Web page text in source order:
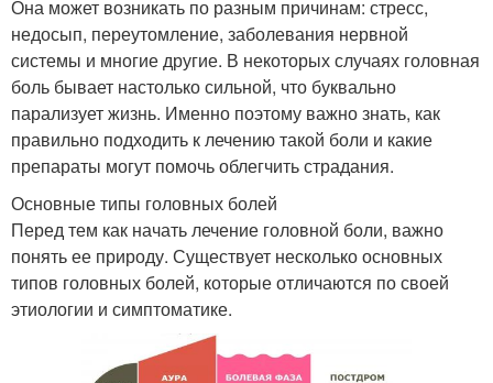
Она может возникать по разным причинам: стресс,
недосып, переутомление, заболевания нервной
системы и многие другие. В некоторых случаях головная
боль бывает настолько сильной, что буквально
парализует жизнь. Именно поэтому важно знать, как
правильно подходить к лечению такой боли и какие
препараты могут помочь облегчить страдания.
Основные типы головных болей
Перед тем как начать лечение головной боли, важно
понять ее природу. Существует несколько основных
типов головных болей, которые отличаются по своей
этиологии и симптоматике.